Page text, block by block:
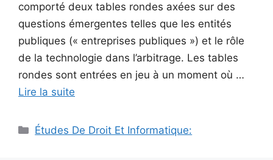
comporté deux tables rondes axées sur des
questions émergentes telles que les entités
publiques (« entreprises publiques ») et le rôle
de la technologie dans l’arbitrage. Les tables
rondes sont entrées en jeu à un moment où …
Lire la suite
Catégories
Études De Droit Et Informatique: